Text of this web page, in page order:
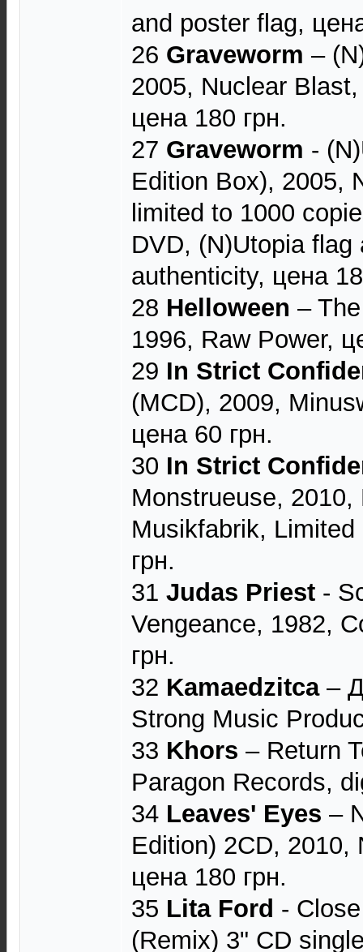
and poster flag,
26 Graveworm ‎–
2005, Nuclear
цена 180 грн.
27 Graveworm -
Edition Box), 2005,
limited to 1000
DVD, (N)Utopia
authenticity, цена
28 Helloween ‎–
1996, Raw Power,
29 In Strict
(MCD), 2009,
цена 60 грн.
30 In Strict
Monstrueuse, 2010,
Musikfabrik,
грн.
31 Judas Priest -
Vengeance, 1982,
грн.
32 Kamaedzitca‎–
Strong Music
33 Khors ‎– Return
Paragon Records,
34 Leaves' Eyes ‎–
Edition) 2CD, 2010,
цена 180 грн.
35 Lita Ford -
(Remix) 3" CD